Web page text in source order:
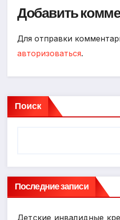
Добавить
Для отправки
авторизоваться.
Поиск
Последние записи
Детские инвалидные